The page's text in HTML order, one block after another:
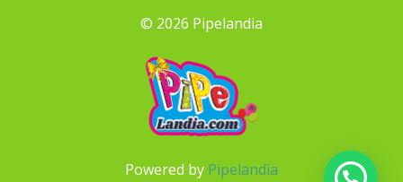
© 2026 Pipelandia
Powered by Pipelandia